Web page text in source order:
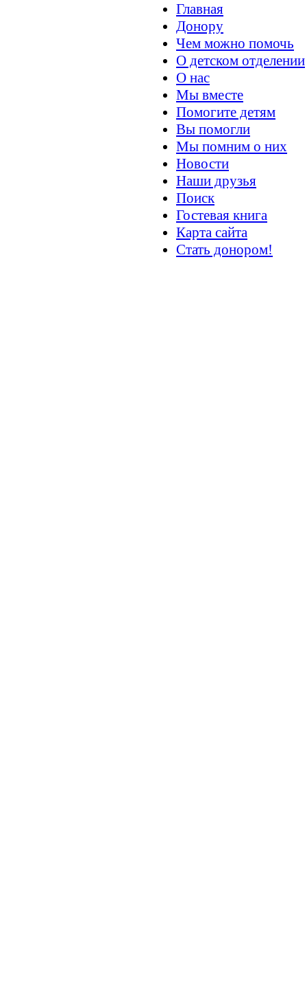
Главная
Донору
Чем можно помочь
О детском отделении
О нас
Мы вместе
Помогите детям
Вы помогли
Мы помним о них
Новости
Наши друзья
Поиск
Гостевая книга
Карта сайта
Стать донором!